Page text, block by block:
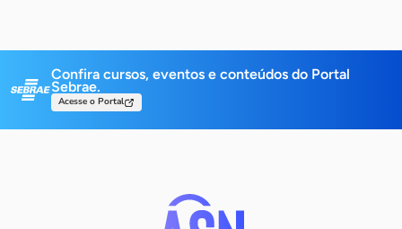
Confira cursos, eventos e conteúdos do Portal
Sebrae.
Acesse o Portal